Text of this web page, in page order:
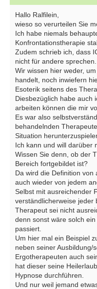
Hallo Ralfilein,
wieso so verurteilen Sie
Ich habe niemals
Konfrontationstherapie
Zudem schrieb ich, dass
nicht für andere sprechen.
Wir wissen hier weder,
handelt, noch inwiefern
Esoterik seitens des
Diesbezüglich habe auch
arbeiten können die mir
Es war also
behandelnden
Situation
Ich kann und will darüber
Wissen Sie denn, ob der
Bereich fortgebildet ist?
Da wird die Definition von
auch wieder von jedem
Selbst mit ausreichender
verständlicherweise jeder
Therapeut sei nicht
denn sonst wäre solch
passiert.
Um hier mal ein Beispiel
neben seiner Ausbildung/
Ergotherapeuten auch
hat dieser seine
Hypnose durchführen.
Und nur weil jemand